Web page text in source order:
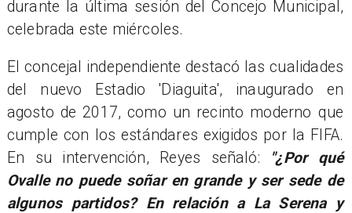
durante la última sesión del Concejo Municipal,
celebrada este miércoles.
El concejal independiente destacó las cualidades
del nuevo Estadio 'Diaguita', inaugurado en
agosto de 2017, como un recinto moderno que
cumple con los estándares exigidos por la FIFA.
En su intervención, Reyes señaló:
"¿Por qué
Ovalle no puede soñar en grande y ser sede de
algunos partidos? En relación a La Serena y